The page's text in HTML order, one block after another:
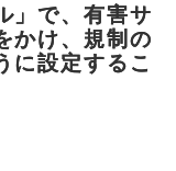
」で、有害サ
かけ、規制の
に設定するこ